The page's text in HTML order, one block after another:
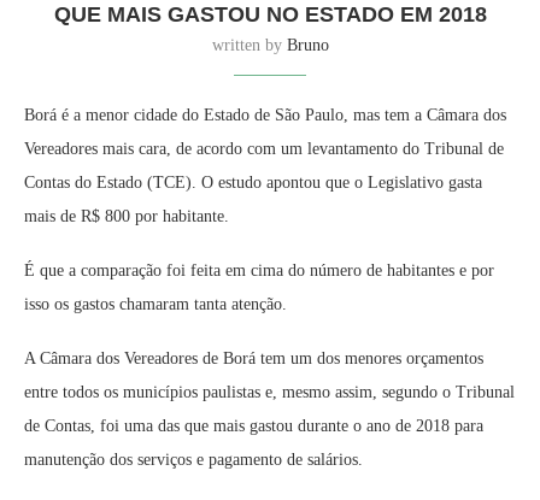
QUE MAIS GASTOU NO ESTADO EM 2018
written by Bruno
Borá é a menor cidade do Estado de São Paulo, mas tem a Câmara dos
Vereadores mais cara, de acordo com um levantamento do Tribunal de
Contas do Estado (TCE). O estudo apontou que o Legislativo gasta
mais de R$ 800 por habitante.
É que a comparação foi feita em cima do número de habitantes e por
isso os gastos chamaram tanta atenção.
A Câmara dos Vereadores de Borá tem um dos menores orçamentos
entre todos os municípios paulistas e, mesmo assim, segundo o Tribunal
de Contas, foi uma das que mais gastou durante o ano de 2018 para
manutenção dos serviços e pagamento de salários.